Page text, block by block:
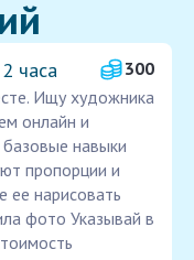
часа
300
Ищу художника
онлайн и
базовые навыки
пропорции и
ее нарисовать
фото Указывай в